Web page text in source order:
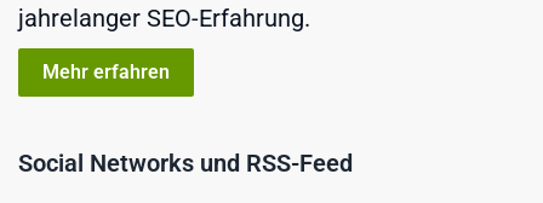
jahrelanger SEO-Erfahrung.
Mehr erfahren
Social Networks und RSS-Feed